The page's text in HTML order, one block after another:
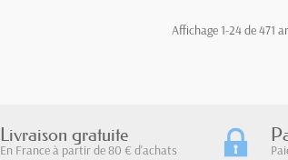
Affichage 1-24 de 471
Livraison gratuite
En France à partir de 80 € d'achats